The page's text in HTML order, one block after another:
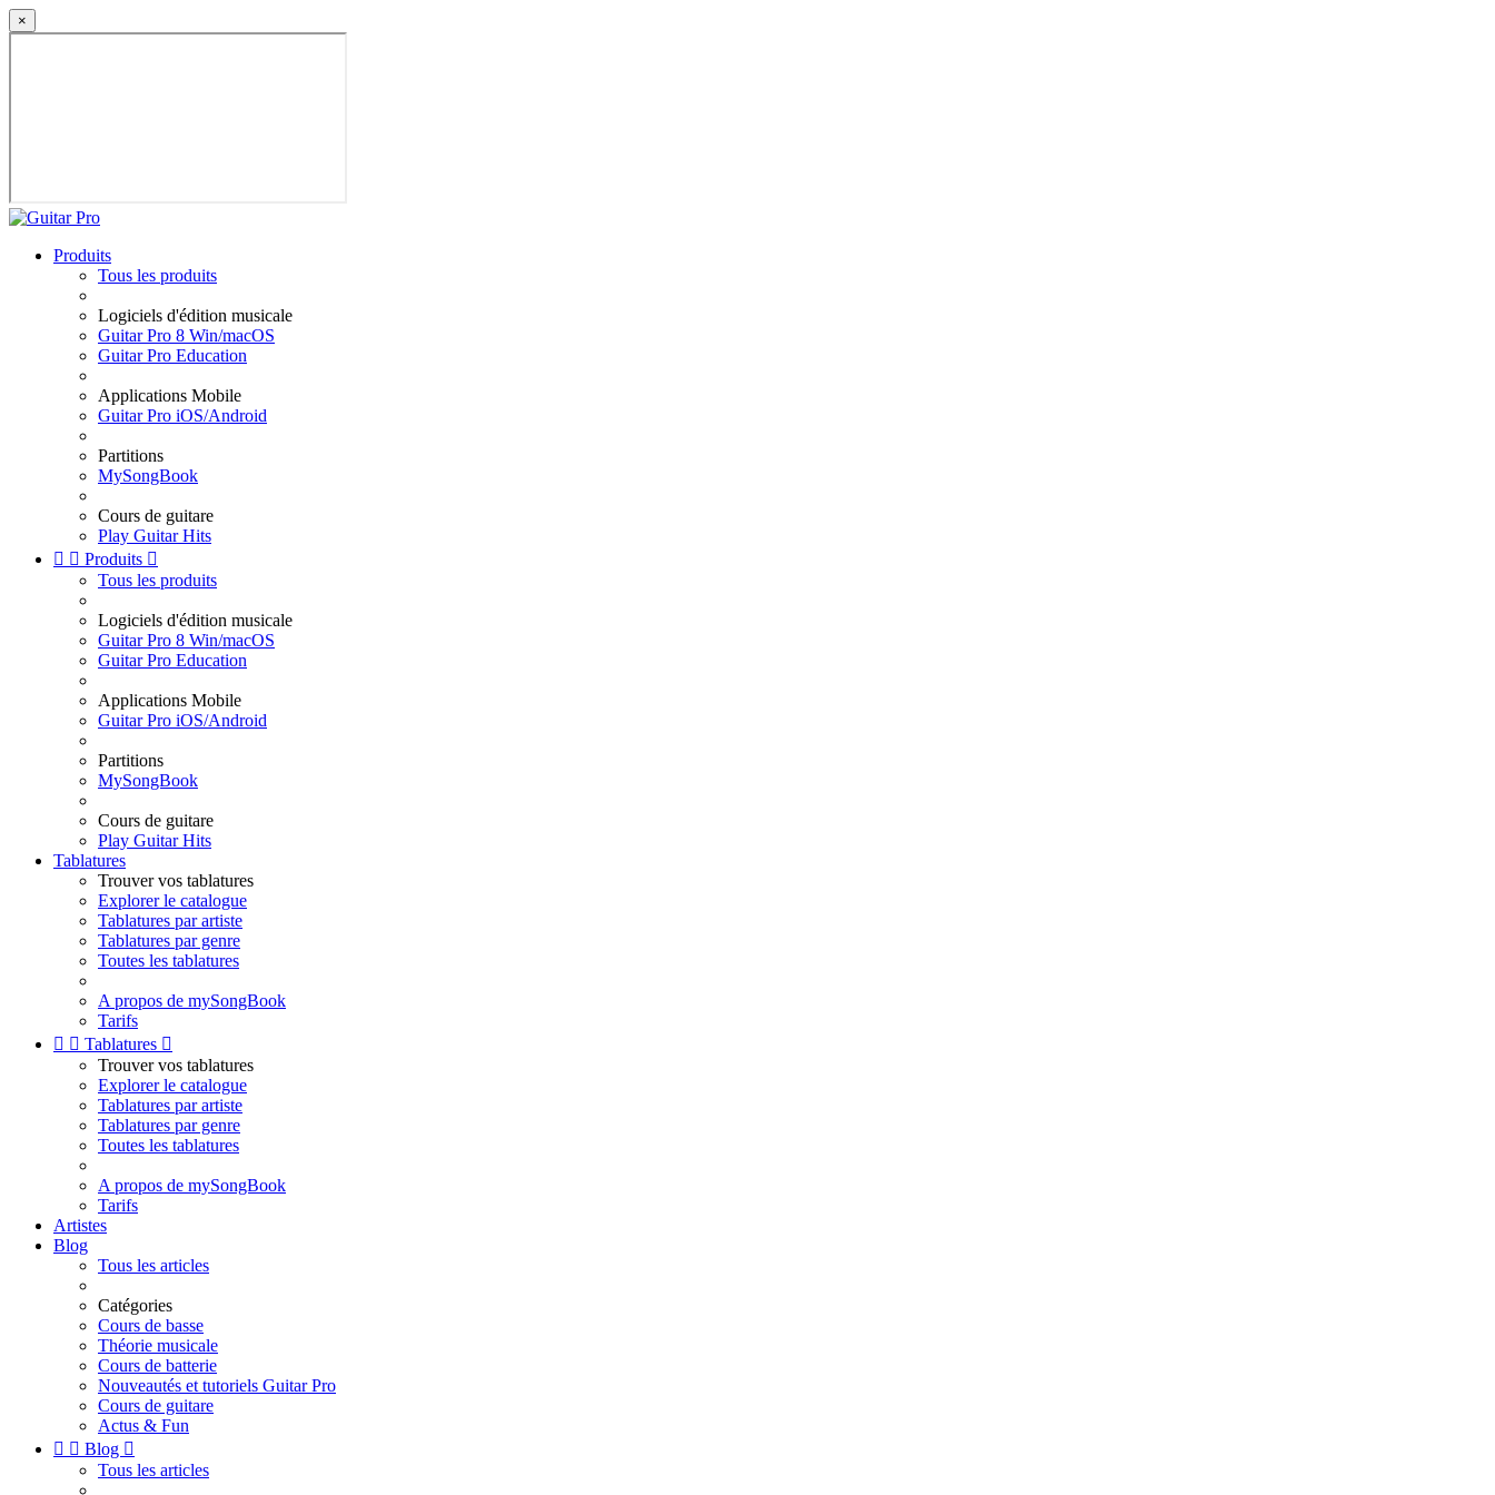
×
Produits
Tous les produits
Logiciels d'édition musicale
Guitar Pro 8 Win/macOS
Guitar Pro Education
Applications Mobile
Guitar Pro iOS/Android
Partitions
MySongBook
Cours de guitare
Play Guitar Hits
  Produits 
Tous les produits
Logiciels d'édition musicale
Guitar Pro 8 Win/macOS
Guitar Pro Education
Applications Mobile
Guitar Pro iOS/Android
Partitions
MySongBook
Cours de guitare
Play Guitar Hits
Tablatures
Trouver vos tablatures
Explorer le catalogue
Tablatures par artiste
Tablatures par genre
Toutes les tablatures
A propos de mySongBook
Tarifs
  Tablatures 
Trouver vos tablatures
Explorer le catalogue
Tablatures par artiste
Tablatures par genre
Toutes les tablatures
A propos de mySongBook
Tarifs
Artistes
Blog
Tous les articles
Catégories
Cours de basse
Théorie musicale
Cours de batterie
Nouveautés et tutoriels Guitar Pro
Cours de guitare
Actus & Fun
  Blog 
Tous les articles